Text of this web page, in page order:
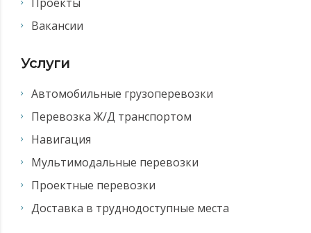
Вакансии
Услуги
Автомобильные грузоперевозки
Перевозка Ж/Д транспортом
Навигация
Мультимодальные перевозки
Проектные перевозки
Доставка в труднодоступные места